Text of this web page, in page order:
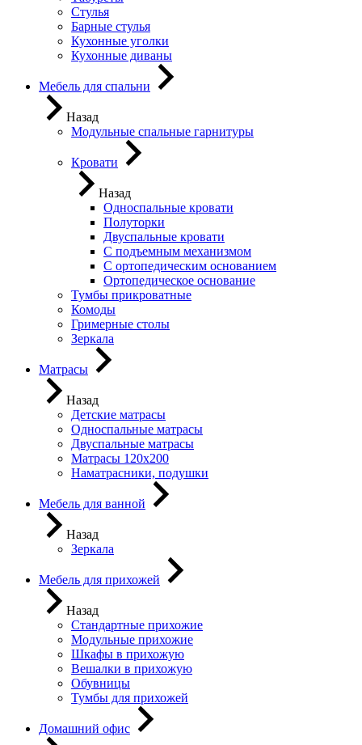
Стулья
Барные стулья
Кухонные уголки
Кухонные диваны
Мебель для спальни
Назад
Модульные спальные гарнитуры
Кровати
Назад
Односпальные кровати
Полуторки
Двуспальные кровати
С подъемным механизмом
С ортопедическим основанием
Ортопедическое основание
Тумбы прикроватные
Комоды
Гримерные столы
Зеркала
Матрасы
Назад
Детские матрасы
Односпальные матрасы
Двуспальные матрасы
Матрасы 120х200
Наматрасники, подушки
Мебель для ванной
Назад
Зеркала
Мебель для прихожей
Назад
Стандартные прихожие
Модульные прихожие
Шкафы в прихожую
Вешалки в прихожую
Обувницы
Тумбы для прихожей
Домашний офис